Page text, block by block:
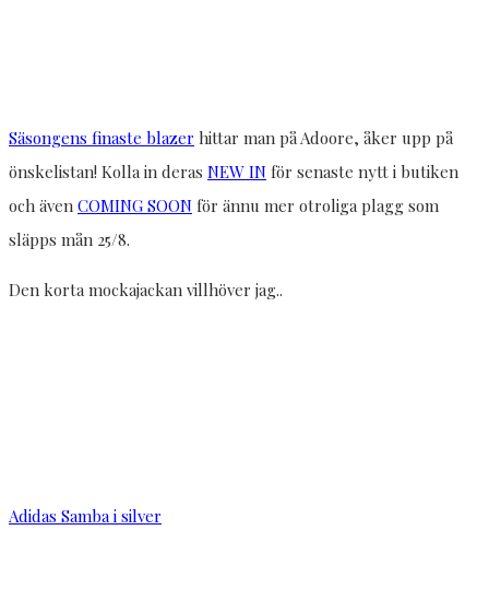
Säsongens finaste blazer hittar man på Adoore, åker upp på
önskelistan! Kolla in deras NEW IN för senaste nytt i butiken
och även COMING SOON för ännu mer otroliga plagg som
släpps mån 25/8.
Den korta mockajackan villhöver jag..
Adidas Samba i silver